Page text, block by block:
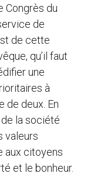
Congrès du
de
de cette
qu’il faut
une
à
de deux. En
la société
valeurs
aux citoyens
et le bonheur.